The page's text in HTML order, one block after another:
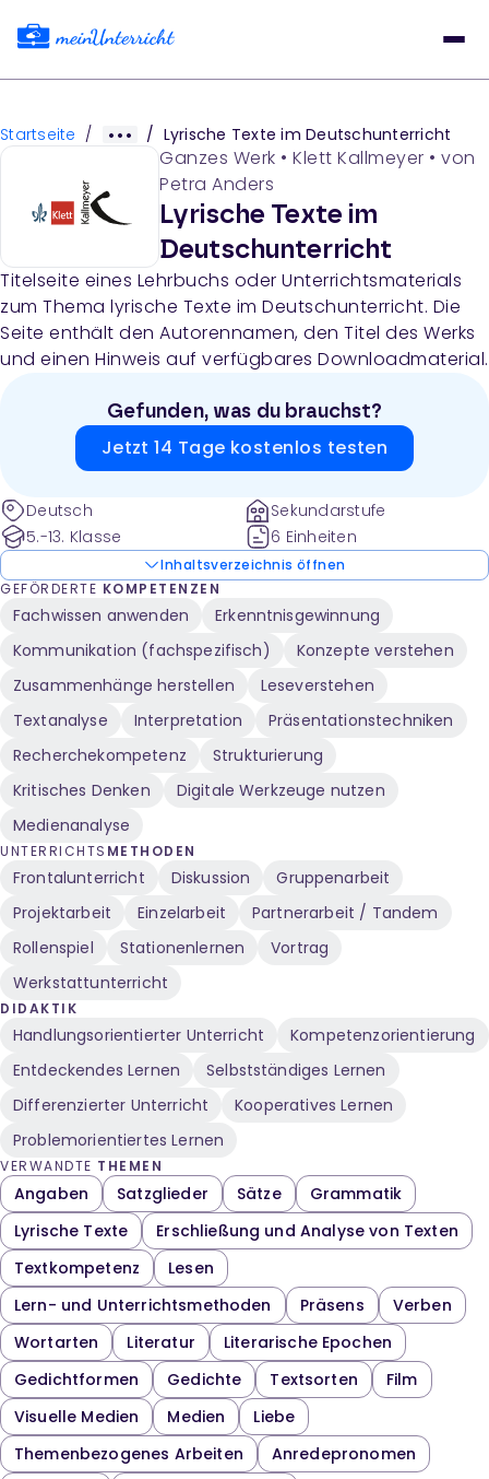
Startseite / / Lyrische Texte im Deutschunterricht
Ganzes Werk • Klett Kallmeyer • von
Petra Anders
Lyrische Texte im
Deutschunterricht
Titelseite eines Lehrbuchs oder Unterrichtsmaterials
zum Thema lyrische Texte im Deutschunterricht. Die
Seite enthält den Autorennamen, den Titel des Werks
und einen Hinweis auf verfügbares Downloadmaterial.
Gefunden, was du brauchst?
Jetzt 14 Tage kostenlos testen
Deutsch
5.-13. Klasse
Sekundarstufe
6 Einheiten
Inhaltsverzeichnis öffnen
GEFÖRDERTE KOMPETENZEN
Fachwissen anwenden
Erkenntnisgewinnung
Kommunikation (fachspezifisch)
Konzepte verstehen
Zusammenhänge herstellen
Leseverstehen
Textanalyse
Interpretation
Präsentationstechniken
Recherchekompetenz
Strukturierung
Kritisches Denken
Digitale Werkzeuge nutzen
Medienanalyse
UNTERRICHTS METHODEN
Frontalunterricht Diskussion
Gruppenarbeit
Projektarbeit
Einzelarbeit
Partnerarbeit / Tandem
Rollenspiel
Stationenlernen
Vortrag
Werkstattunterricht
DIDAKTIK
Handlungsorientierter Unterricht
Kompetenzorientierung
Entdeckendes Lernen
Selbstständiges Lernen
Differenzierter Unterricht
Kooperatives Lernen
Problemorientiertes Lernen
VERWANDTE THEMEN
Angaben Satzglieder Sätze
Grammatik
Lyrische Texte
Erschließung und Analyse von Texten
Textkompetenz
Lesen
Lern- und Unterrichtsmethoden
Präsens
Verben
Wortarten
Literatur
Literarische Epochen
Gedichtformen
Gedichte Textsorten
Film
Visuelle Medien
Medien
Liebe
Themenbezogenes Arbeiten
Anredepronomen